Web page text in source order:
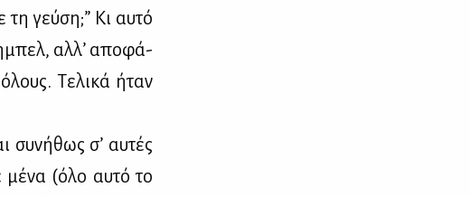
γεύ­ση;” Κι αυ­τό
αλ­λ’ απο­φά­
Τε­λι­κά ήταν
συ­νή­θως σ’ αυ­τές
μέ­να (όλο αυ­τό το